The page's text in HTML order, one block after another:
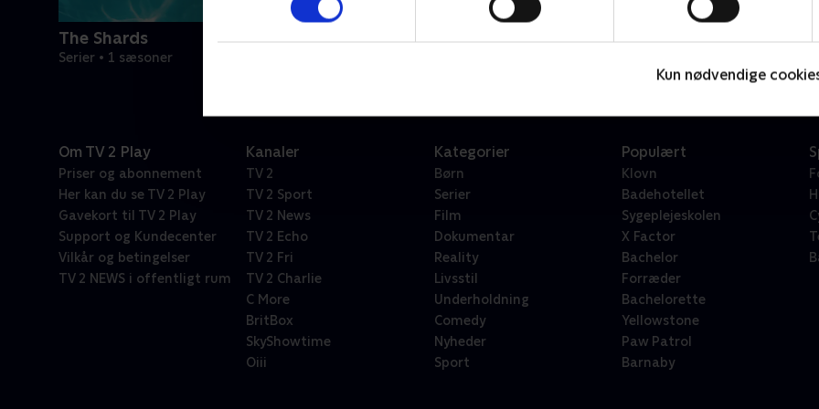
Kun nødvendige
The Shards
Serier • 1 sæsoner
Om TV 2 Play
Priser og abonnement
Her kan du se TV 2 Play
Gavekort til TV 2 Play
Support og Kundecenter
Vilkår og betingelser
TV 2 NEWS i offentligt rum
Kanaler
TV 2
TV 2 Sport
TV 2 News
TV 2 Echo
TV 2 Fri
TV 2 Charlie
C More
BritBox
SkyShowtime
Oiii
Kategorier
Børn
Serier
Film
Dokumentar
Reality
Livsstil
Underholdning
Comedy
Nyheder
Sport
Populært
Klovn
Badehotellet
Sygeplejeskolen
X Factor
Bachelor
Forræder
Bachelorette
Yellowstone
Paw Patrol
Barnaby